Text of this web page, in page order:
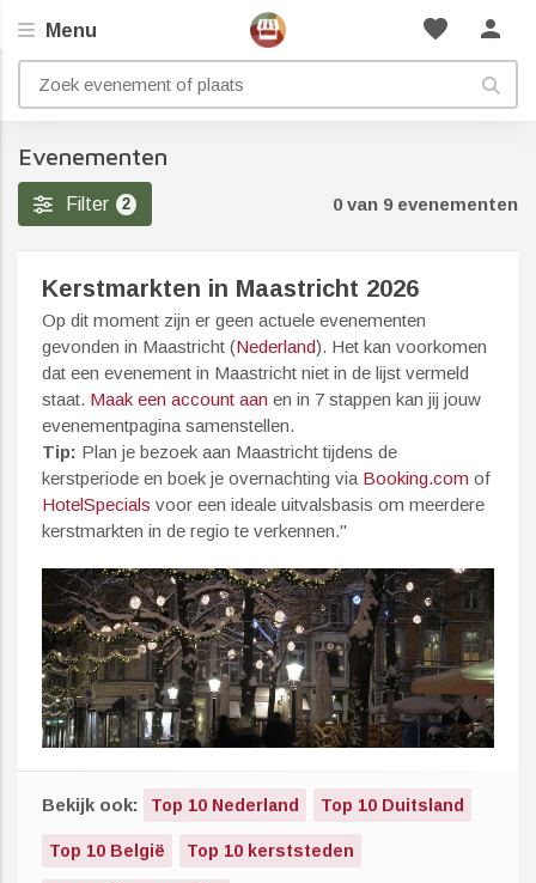
favorite person
Menu
Evenementen
Filter 2 0 van 9 evenementen
Kerstmarkten in Maastricht 2026
Op dit moment zijn er geen actuele evenementen
gevonden in Maastricht (Nederland). Het kan voorkomen
dat een evenement in Maastricht niet in de lijst vermeld
staat. Maak een account aan en in 7 stappen kan jij jouw
evenementpagina samenstellen.
Tip: Plan je bezoek aan Maastricht tijdens de
kerstperiode en boek je overnachting via Booking.com of
HotelSpecials voor een ideale uitvalsbasis om meerdere
kerstmarkten in de regio te verkennen."
Bekijk ook: Top 10 Nederland Top 10 Duitsland
Top 10 België Top 10 kerststeden